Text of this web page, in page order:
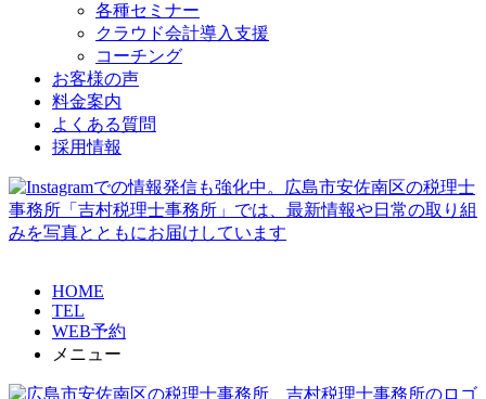
各種セミナー
クラウド会計導入支援
コーチング
お客様の声
料金案内
よくある質問
採用情報
HOME
TEL
WEB予約
メニュー